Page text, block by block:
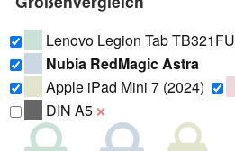
Lenovo Legion Tab TB321FU
Nubia RedMagic Astra
Apple iPad Mini 7 (2024)
DIN A5 ❌